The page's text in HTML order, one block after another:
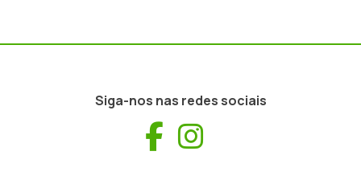
Siga-nos nas redes sociais
Facebook